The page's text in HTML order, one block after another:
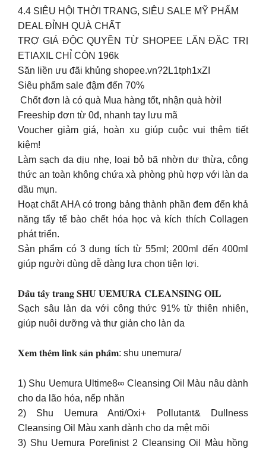
4.4 SIÊU HỘI THỜI TRANG, SIÊU SALE MỸ PHẨM
DEAL ĐỈNH QUÀ CHẤT
TRỢ GIÁ ĐỘC QUYỀN TỪ SHOPEE LĂN ĐẶC TRỊ
ETIAXIL CHỈ CÒN 196k
Săn liền ưu đãi khủng shopee.vn?2L1tph1xZI
Siêu phẩm sale đậm đến 70%
️ Chốt đơn là có quà Mua hàng tốt, nhận quà hời!
Freeship đơn từ 0đ, nhanh tay lưu mã
Voucher giảm giá, hoàn xu giúp cuộc vui thêm tiết
kiệm!
Làm sạch da dịu nhẹ, loại bỏ bã nhờn dư thừa, công
thức an toàn không chứa xà phòng phù hợp với làn da
dầu mụn.
Hoạt chất AHA có trong bảng thành phần đem đến khả
năng tẩy tế bào chết hóa học và kích thích Collagen
phát triển.
Sản phẩm có 3 dung tích từ 55ml; 200ml đến 400ml
giúp người dùng dễ dàng lựa chọn tiện lợi.
𝐃𝐚̂̀𝐮 𝐭𝐚̂̉𝐲 𝐭𝐫𝐚𝐧𝐠 𝐒𝐇𝐔 𝐔𝐄𝐌𝐔𝐑𝐀 𝐂𝐋𝐄𝐀𝐍𝐒𝐈𝐍𝐆 𝐎𝐈𝐋
Sạch sâu làn da với công thức 91% từ thiên nhiên,
giúp nuôi dưỡng và thư giản cho làn da
𝐗𝐞𝐦 𝐭𝐡𝐞̂𝐦 𝐥𝐢𝐧𝐤 𝐬𝐚̉𝐧 𝐩𝐡𝐚̂̉𝐦: shu unemura/
1) Shu Uemura Ultime8∞ Cleansing Oil Màu nâu dành
cho da lão hóa, nếp nhăn
2) Shu Uemura Anti/Oxi+ Pollutant& Dullness
Cleansing Oil Màu xanh dành cho da mệt mõi
3) Shu Uemura Porefinist 2 Cleansing Oil Màu hồng